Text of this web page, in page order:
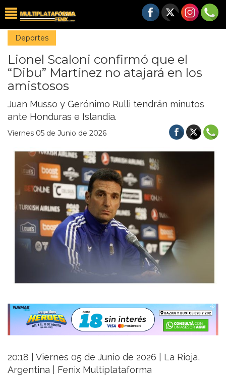
Deportes
Lionel Scaloni confirmó que el
“Dibu” Martínez no atajará en los
amistosos
Juan Musso y Gerónimo Rulli tendrán minutos
ante Honduras e Islandia.
Viernes 05 de Junio de 2026
20:18 | Viernes 05 de Junio de 2026 | La Rioja,
Argentina | Fenix Multiplataforma